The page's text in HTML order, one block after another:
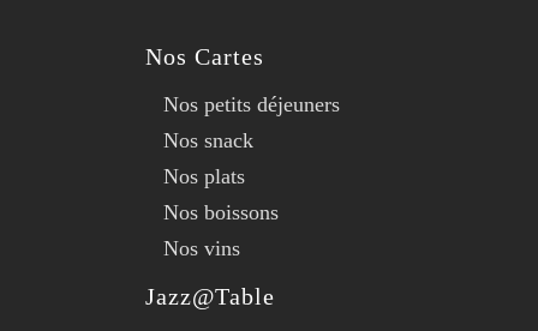
Nos Cartes
Nos petits déjeuners
Nos snack
Nos plats
Nos boissons
Nos vins
Jazz@Table